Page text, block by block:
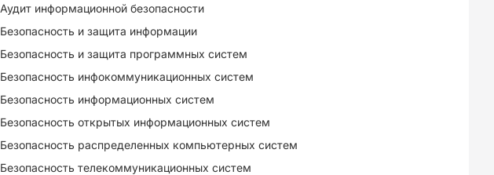
Аудит информационной безопасности
Безопасность и защита информации
Безопасность и защита программных систем
Безопасность инфокоммуникационных систем
Безопасность информационных систем
Безопасность открытых информационных систем
Безопасность распределенных компьютерных систем
Безопасность телекоммуникационных систем